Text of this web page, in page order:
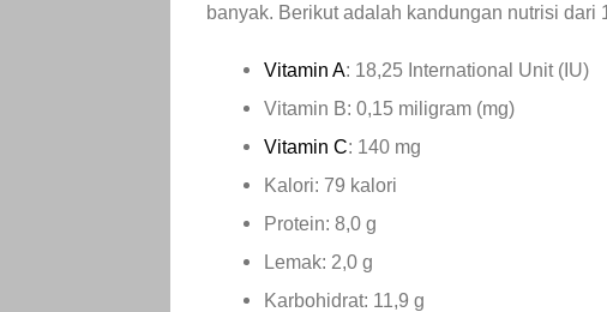
banyak. Berikut adalah kandungan nutrisi dari
Vitamin A: 18,25 International Unit (IU)
Vitamin B: 0,15 miligram (mg)
Vitamin C: 140 mg
Kalori: 79 kalori
Protein: 8,0 g
Lemak: 2,0 g
Karbohidrat: 11,9 g